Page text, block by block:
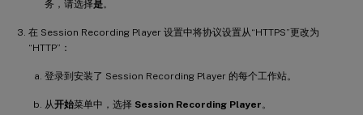
务，请选择是。
在 Session Recording Player 设置中将协议设置从“HTTPS”更改为
“HTTP”：
登录到安装了 Session Recording Player 的每个工作站。
从开始菜单中，选择 Session Recording Player 。